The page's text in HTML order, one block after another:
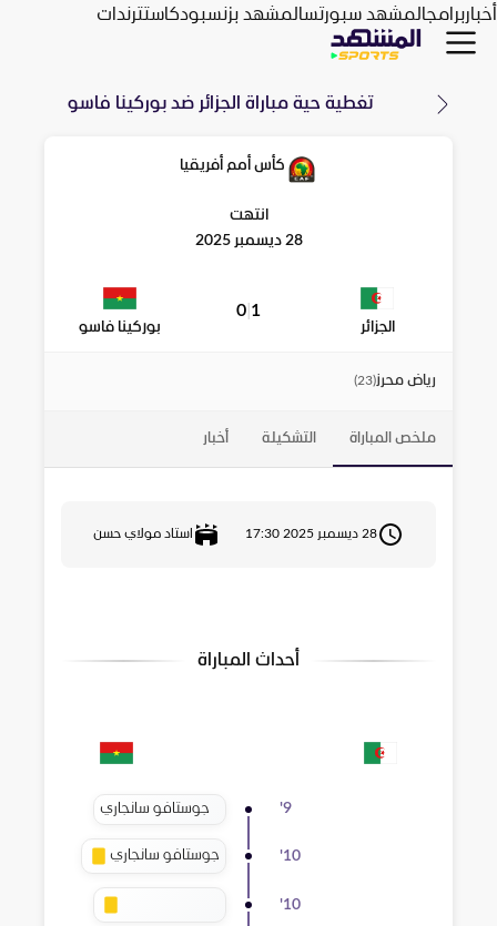
أخباربرامجالمشهد سبورتسالمشهد بزنسبودكاستترندات
تغطية حية مباراة الجزائر ضد بوركينا فاسو
كأس أمم أفريقيا
انتهت
28 ديسمبر 2025
الجزائر
1
0
بوركينا فاسو
رياض محرز(
23
)
ملخص المباراة التشكيلة أخبار
28 ديسمبر 2025 17:30 استاد مولاي حسن
أحداث المباراة
9
' جوستافو سانجاري
10
' جوستافو سانجاري
10
'